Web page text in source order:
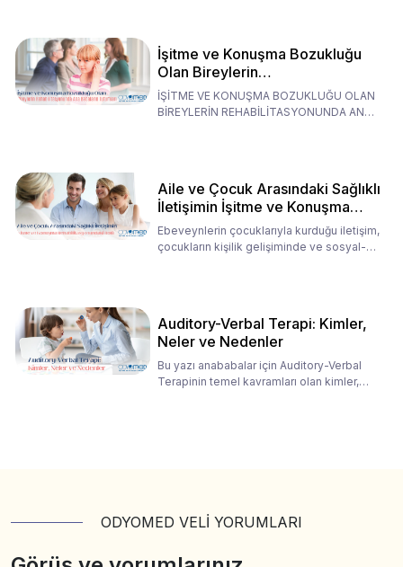
İşitme ve Konuşma Bozukluğu
Olan Bireylerin
Rehabilitasyonunda Ana
Babaların Tutumları
İŞİTME VE KONUŞMA BOZUKLUĞU OLAN
BİREYLERİN REHABİLİTASYONUNDA ANA
Aile ve Çocuk Arasındaki Sağlıklı
İletişimin İşitme ve Konuşma
Rehabilitasyonundaki Rolü
Ebeveynlerin çocuklarıyla kurduğu iletişim,
çocukların kişilik gelişiminde ve sosyal-
Auditory-Verbal Terapi: Kimler,
Neler ve Nedenler
Bu yazı anababalar için Auditory-Verbal
Terapinin temel kavramları olan kimler,
ODYOMED VELİ YORUMLARI